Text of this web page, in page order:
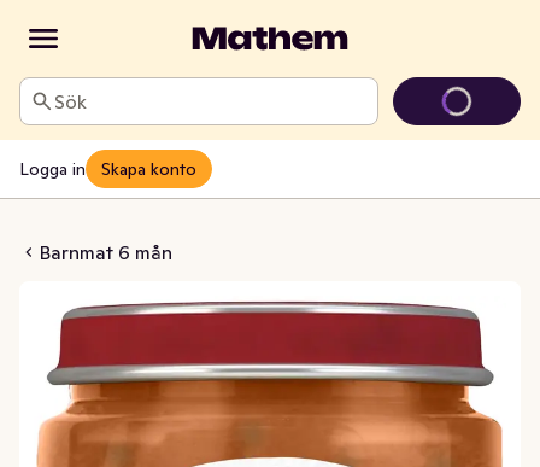
Sök
Logga in Skapa konto
Barnmat 6 mån
& Gröna Bönor 6M